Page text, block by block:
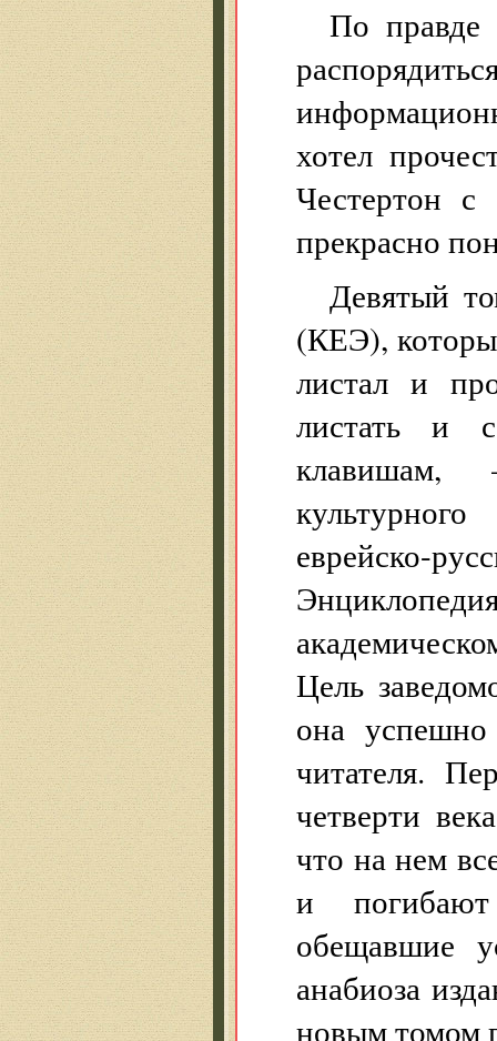
По правде
хотел
Честертон
прекрасно
Девятый
(КЕЭ),
листал и
листать и
клавишам,
еврейско-
Цель
она успешно
читателя.
четверти
что на нем
и
обещавшие
анабиоза
новым томом